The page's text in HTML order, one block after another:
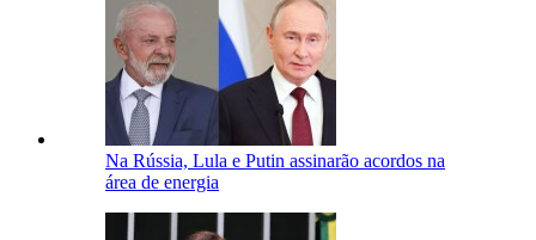
Na Rússia, Lula e Putin assinarão acordos na
área de energia